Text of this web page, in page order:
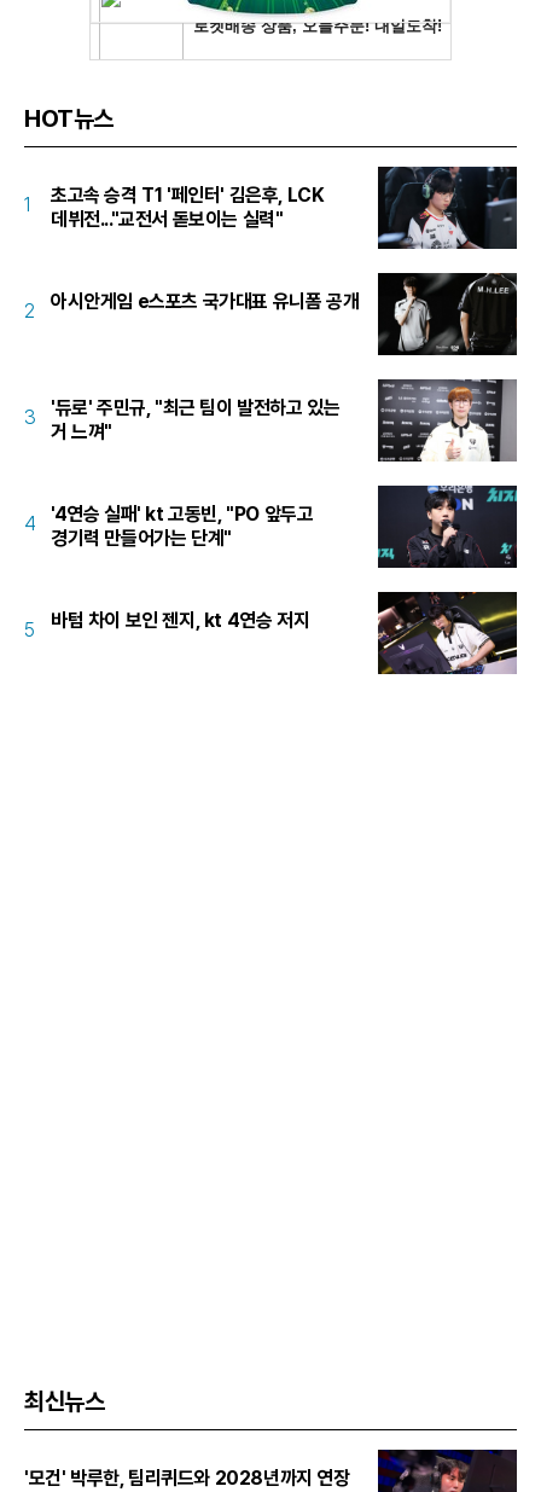
HOT뉴스
1
초고속 승격 T1 '페인터' 김은후, LCK
데뷔전..."교전서 돋보이는 실력"
2 아시안게임 e스포츠 국가대표 유니폼 공개
3
'듀로' 주민규, "최근 팀이 발전하고 있는
거 느껴"
4
'4연승 실패' kt 고동빈, "PO 앞두고
경기력 만들어가는 단계"
5 바텀 차이 보인 젠지, kt 4연승 저지
최신뉴스
'모건' 박루한, 팀리퀴드와 2028년까지 연장